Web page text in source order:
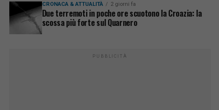
CRONACA & ATTUALITÀ 2 giorni fa
Due terremoti in poche ore scuotono la Croazia: la
scossa più forte sul Quarnero
PUBBLICITÀ